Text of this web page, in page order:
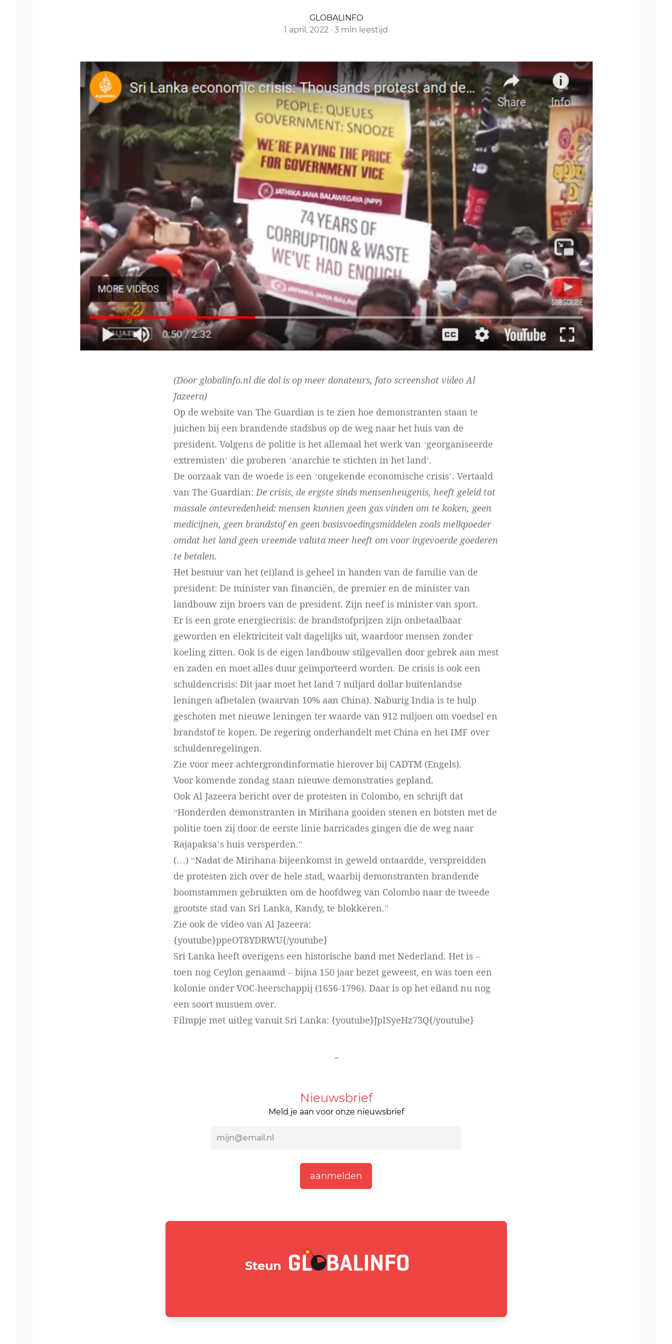
GLOBALINFO
1 april, 2022 · 3 min leestijd
(Door globalinfo.nl die dol is op meer donateurs, foto screenshot video Al
Jazeera)
Op de website van The Guardian is te zien hoe demonstranten staan te
juichen bij een brandende stadsbus op de weg naar het huis van de
president. Volgens de politie is het allemaal het werk van ‘georganiseerde
extremisten’ die proberen ‘anarchie te stichten in het land’.
De oorzaak van de woede is een ‘ongekende economische crisis’. Vertaald
van The Guardian:De crisis, de ergste sinds mensenheugenis, heeft geleid tot
massale ontevredenheid: mensen kunnen geen gas vinden om te koken, geen
medicijnen, geen brandstof en geen basisvoedingsmiddelen zoals melkpoeder
omdat het land geen vreemde valuta meer heeft om voor ingevoerde goederen
te betalen.
Het bestuur van het (ei)land is geheel in handen van de familie van de
president: De minister van financiën, de premier en de minister van
landbouw zijn broers van de president. Zijn neef is minister van sport.
Er is een grote energiecrisis: de brandstofprijzen zijn onbetaalbaar
geworden en elektriciteit valt dagelijks uit, waardoor mensen zonder
koeling zitten. Ook is de eigen landbouw stilgevallen door gebrek aan mest
en zaden en moet alles duur geïmporteerd worden. De crisis is ook een
schuldencrisis: Dit jaar moet het land 7 miljard dollar buitenlandse
leningen afbetalen (waarvan 10% aan China). Naburig India is te hulp
geschoten met nieuwe leningen ter waarde van 912 miljoen om voedsel en
brandstof te kopen. De regering onderhandelt met China en het IMF over
schuldenregelingen.
Zie voor meer achtergrondinformatie hierover bij CADTM (Engels).
Voor komende zondag staan nieuwe demonstraties gepland.
Ook Al Jazeera bericht over de protesten in Colombo, en schrijft dat
“Honderden demonstranten in Mirihana gooiden stenen en botsten met de
politie toen zij door de eerste linie barricades gingen die de weg naar
Rajapaksa’s huis versperden.”
(…) “Nadat de Mirihana-bijeenkomst in geweld ontaardde, verspreidden
de protesten zich over de hele stad, waarbij demonstranten brandende
boomstammen gebruikten om de hoofdweg van Colombo naar de tweede
grootste stad van Sri Lanka, Kandy, te blokkeren.”
Zie ook de video van Al Jazeera:
{youtube}ppeOT8YDRWU{/youtube}
Sri Lanka heeft overigens een historische band met Nederland. Het is –
toen nog Ceylon genaamd – bijna 150 jaar bezet geweest, en was toen een
kolonie onder VOC-heerschappij (1656-1796). Daar is op het eiland nu nog
een soort musuem over.
Filmpje met uitleg vanuit Sri Lanka: {youtube}JpISyeHz73Q{/youtube}
-
Nieuwsbrief
Meld je aan voor onze nieuwsbrief
Steun GLOBALINFO.nl